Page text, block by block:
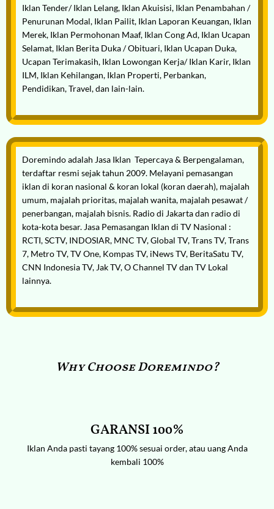
Iklan Tender/ Iklan Lelang, Iklan Akuisisi, Iklan Penambahan /
Penurunan Modal, Iklan Pailit, Iklan Laporan Keuangan, Iklan
Merek, Iklan Permohonan Maaf, Iklan Cong Ad, Iklan Ucapan
Selamat, Iklan Berita Duka / Obituari, Iklan Ucapan Duka,
Ucapan Terimakasih, Iklan Lowongan Kerja/ Iklan Karir, Iklan
ILM, Iklan Kehilangan, Iklan Properti, Perbankan,
Pendidikan, Travel, dan lain-lain.
Doremindo adalah Jasa Iklan Tepercaya & Berpengalaman,
terdaftar resmi sejak tahun 2009. Melayani pemasangan
iklan di koran nasional & koran lokal (koran daerah), majalah
umum, majalah prioritas, majalah wanita, majalah pesawat /
penerbangan, majalah bisnis. Radio di Jakarta dan radio di
kota-kota besar. Jasa Pemasangan Iklan di TV Nasional :
RCTI, SCTV, INDOSIAR, MNC TV, Global TV, Trans TV, Trans
7, Metro TV, TV One, Kompas TV, iNews TV, BeritaSatu TV,
CNN Indonesia TV, Jak TV, O Channel TV dan TV Lokal
lainnya.
Why Choose Doremindo?
GARANSI 100%
Iklan Anda pasti tayang 100% sesuai order, atau uang Anda
kembali 100%